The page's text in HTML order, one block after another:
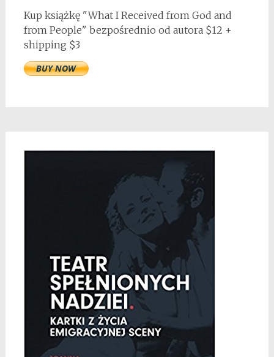
Kup książkę "What I Received from God and
from People" bezpośrednio od autora $12 +
shipping $3